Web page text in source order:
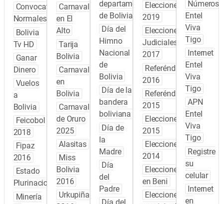
Convocatoria
Normales
Bolivia
Tv HD
Ganar
Dinero
Vuelos
a
Bolivia
Feicobol
2018
Fipaz
2016
Estado
Plurinacional
Minería
Carnaval
en El
Alto
Tarija
Bolivia
Carnaval
en
Bolivia
Carnaval
de Oruro
2025
Alasitas
Miss
Bolivia
2016
Urkupiña
departamentos
de Bolivia
Día del
Himno
Nacional
de
Bolivia
Día de la
bandera
boliviana
Día de
la
Madre
Día
del
Padre
Elecciones
2019
Elecciones
Judiciales
2017
Referéndum
2016
Referéndum
2015
Elecciones
2015
Elecciones
2014
Elecciones
en Beni
Elecciones
Números
Entel
Viva
Tigo
Internet
Entel
Viva
Tigo
APN
Entel
Viva
Tigo
Registre
su
celular
Internet
en